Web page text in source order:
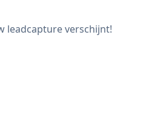
leadcapture verschijnt!